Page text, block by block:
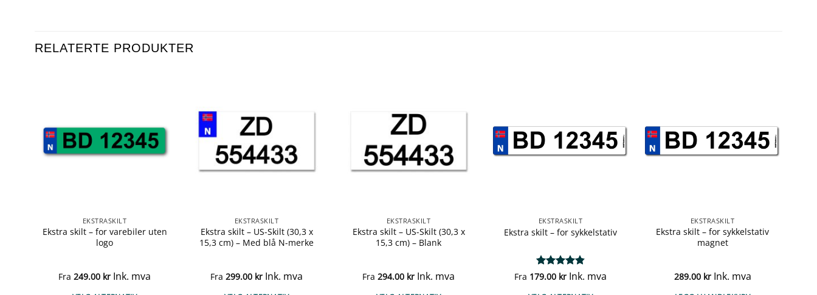
RELATERTE PRODUKTER
EKSTRASKILT
Ekstra skilt – for varebiler uten
logo
Fra 249.00 kr Ink. mva
EKSTRASKILT
Ekstra skilt – US-Skilt (30,3 x
15,3 cm) – Med blå N-merke
Fra 299.00 kr Ink. mva
EKSTRASKILT
Ekstra skilt – US-Skilt (30,3 x
15,3 cm) – Blank
Fra 294.00 kr Ink. mva
EKSTRASKILT
Ekstra skilt – for sykkelstativ
Vurdert
Fra 179.00 kr Ink. mva
EKSTRASKILT
Ekstra skilt – for sykkelstativ
magnet
289.00 kr Ink. mva